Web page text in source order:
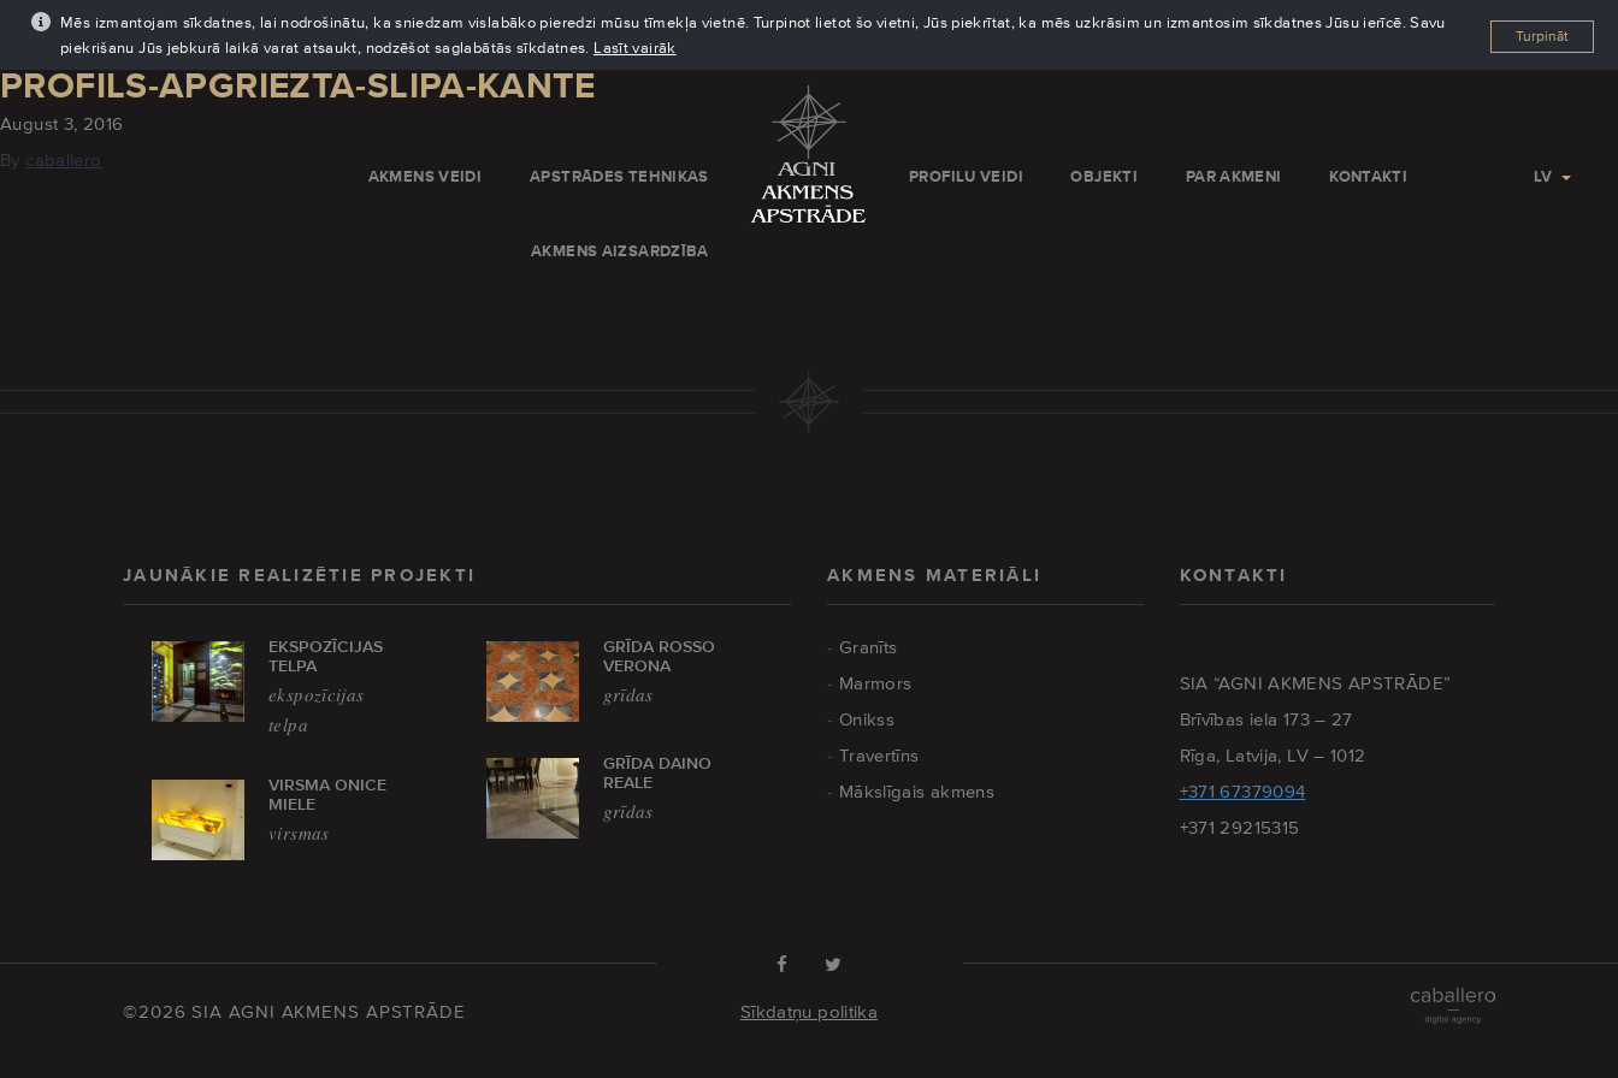
Mēs izmantojam sīkdatnes, lai nodrošinātu, ka sniedzam vislabāko pieredzi mūsu tīmekļa vietnē. Turpinot lietot šo vietni, Jūs piekrītat, ka mēs uzkrāsim un izmantosim sīkdatnes Jūsu ierīcē. Savu
piekrišanu Jūs jebkurā laikā varat atsaukt, nodzēšot saglabātās sīkdatnes. Lasīt vairāk
Turpināt
AKMENS VEIDI APSTRĀDES TEHNIKAS
AKMENS AIZSARDZĪBA
PROFILU VEIDI OBJEKTI PAR AKMENI KONTAKTI LV
PROFILS-APGRIEZTA-SLIPA-KANTE
August 3, 2016
By caballero
JAUNĀKIE REALIZĒTIE PROJEKTI
EKSPOZĪCIJAS
TELPA
ekspozīcijas
telpa
VIRSMA ONICE
MIELE
virsmas
GRĪDA ROSSO
VERONA
grīdas
GRĪDA DAINO
REALE
grīdas
AKMENS MATERIĀLI
Granīts
Marmors
Onikss
Travertīns
Mākslīgais akmens
KONTAKTI
SIA “AGNI AKMENS APSTRĀDE”
Brīvības iela 173 – 27
Rīga, Latvija, LV – 1012
+371 67379094
+371 29215315
©2026 SIA AGNI AKMENS APSTRĀDE Sīkdatņu politika